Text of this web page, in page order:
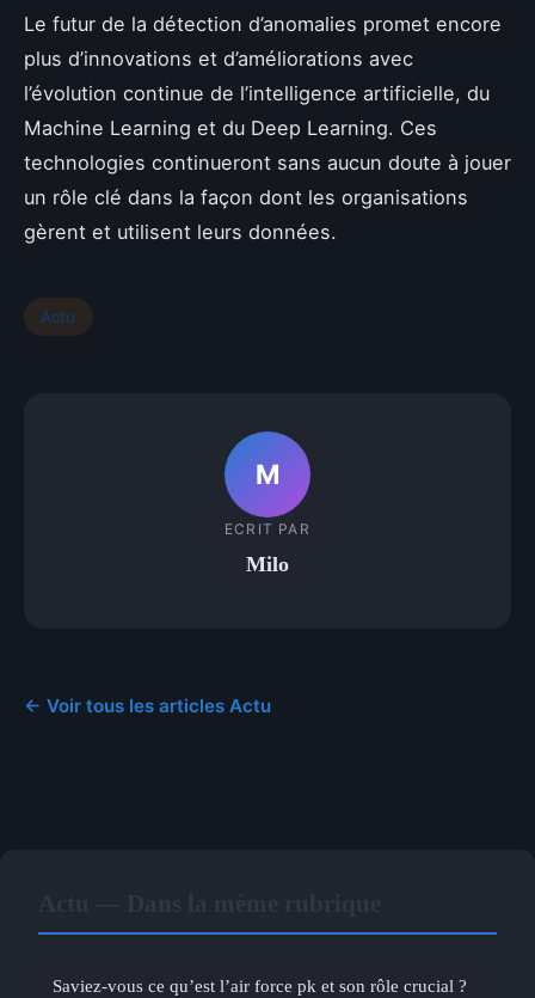
Le futur de la détection d’anomalies promet encore
plus d’innovations et d’améliorations avec
l’évolution continue de l’intelligence artificielle, du
Machine Learning et du Deep Learning. Ces
technologies continueront sans aucun doute à jouer
un rôle clé dans la façon dont les organisations
gèrent et utilisent leurs données.
Actu
M
ECRIT PAR
Milo
← Voir tous les articles Actu
Saviez-vous ce qu’est l’air force pk et son rôle crucial ?